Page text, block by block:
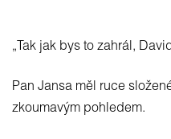
„Tak jak bys to zahrál,
Pan Jansa měl ruce
zkoumavým pohledem.